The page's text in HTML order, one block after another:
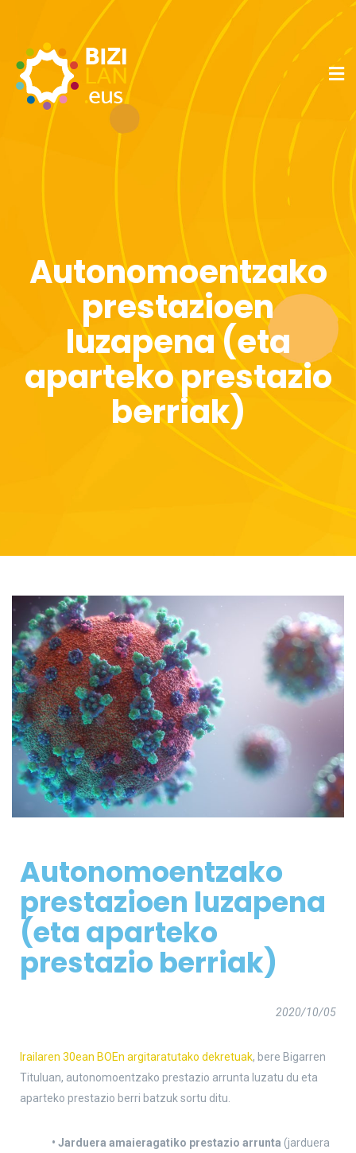
Autonomoentzako
prestazioen
luzapena (eta
aparteko prestazio
berriak)
Autonomoentzako
prestazioen luzapena
(eta aparteko
prestazio berriak)
2020/10/05
Irailaren 30ean BOEn argitaratutako dekretuak, bere Bigarren
Tituluan, autonomoentzako prestazio arrunta luzatu du eta
aparteko prestazio berri batzuk sortu ditu.
• Jarduera amaieragatiko prestazio arrunta (jarduera